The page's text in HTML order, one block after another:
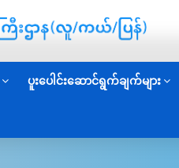
ပူးပေါင်းဆောင်ရွက်ချက်များ